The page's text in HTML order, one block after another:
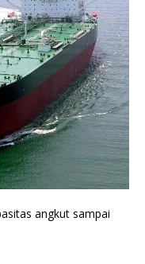
angkut sampai